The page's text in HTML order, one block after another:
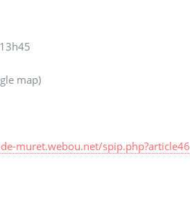
map)
muret.webou.net/spip.php?article46